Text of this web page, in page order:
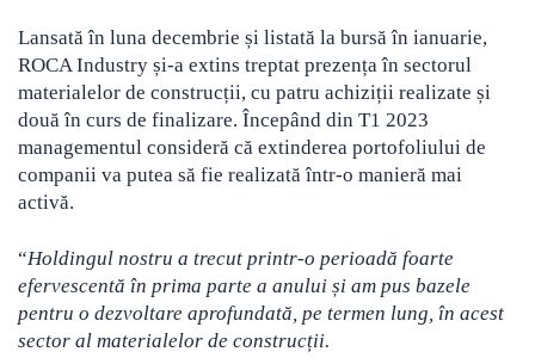
Lansată în luna decembrie și listată la bursă în ianuarie,
ROCA Industry și-a extins treptat prezența în sectorul
materialelor de construcții, cu patru achiziții realizate și
două în curs de finalizare. Începând din T1 2023
managementul consideră că extinderea portofoliului de
companii va putea să fie realizată într-o manieră mai
activă.
“Holdingul nostru a trecut printr-o perioadă foarte
efervescentă în prima parte a anului și am pus bazele
pentru o dezvoltare aprofundată, pe termen lung, în acest
sector al materialelor de construcții.